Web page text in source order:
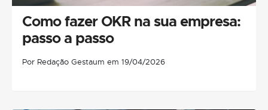
Como fazer OKR na sua empresa:
passo a passo
Por Redação Gestaum em 19/04/2026